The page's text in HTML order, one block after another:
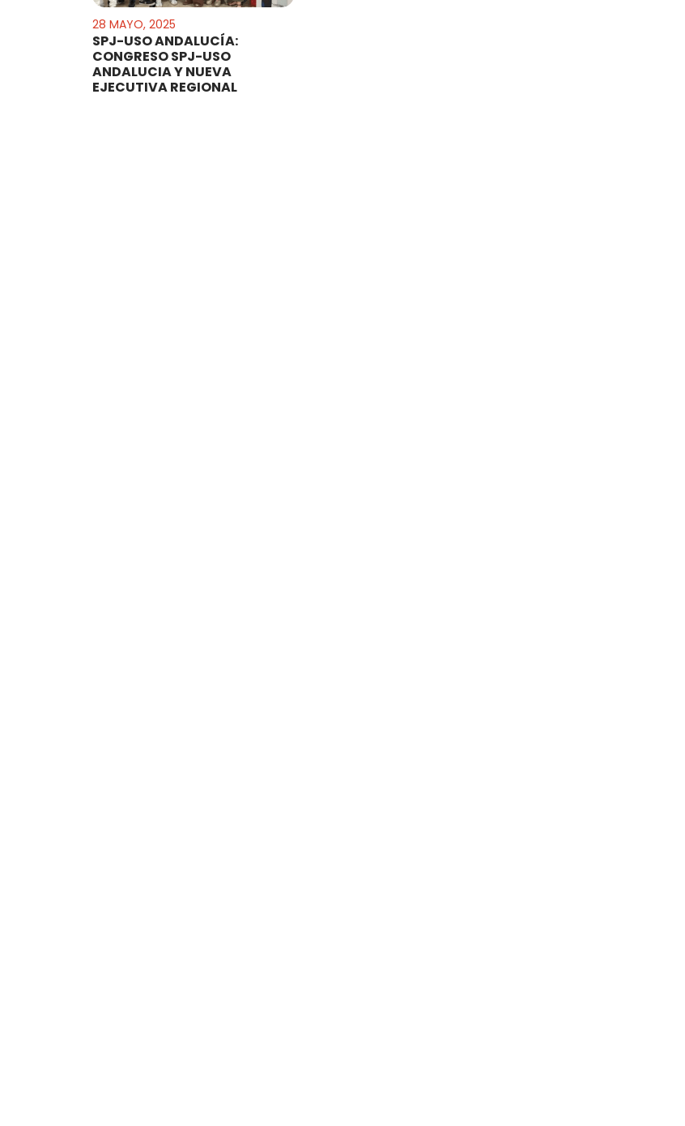
28 MAYO, 2025
SPJ-USO ANDALUCÍA:
CONGRESO SPJ-USO
ANDALUCIA Y NUEVA
EJECUTIVA REGIONAL